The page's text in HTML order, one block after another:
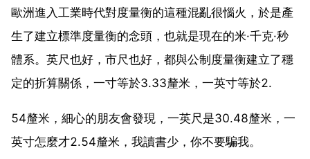
歐洲進入工業時代對度量衡的這種混亂很惱火，於是產
生了建立標準度量衡的念頭，也就是現在的米·千克·秒
體系。英尺也好，市尺也好，都與公制度量衡建立了穩
定的折算關係，一寸等於3.33釐米，一英寸等於2.
54釐米，細心的朋友會發現，一英尺是30.48釐米，一
英寸怎麼才2.54釐米，我讀書少，你不要騙我。